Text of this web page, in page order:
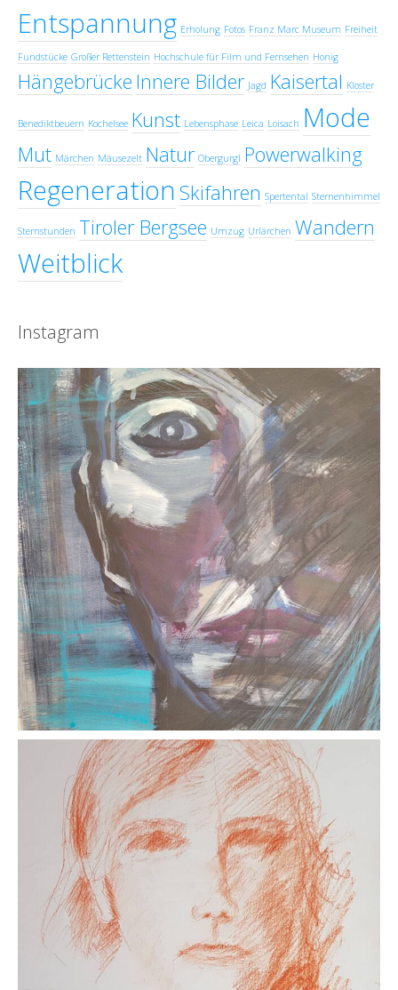
Entspannung Erholung Fotos Franz Marc Museum Freiheit
Fundstücke Großer Rettenstein Hochschule für Film und Fernsehen Honig
Hängebrücke Innere Bilder Jagd Kaisertal Kloster
Benediktbeuern Kochelsee Kunst Lebensphase Leica Loisach Mode
Mut Märchen Mäusezelt Natur Obergurgl Powerwalking
Regeneration Skifahren Spertental Sternenhimmel
Sternstunden Tiroler Bergsee Umzug Urlärchen Wandern
Weitblick
Instagram